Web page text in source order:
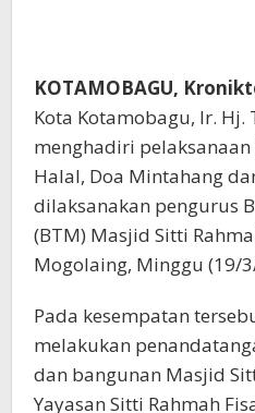
KOTAMOBAGU,
Kota Kotamobagu, Ir. Hj.
menghadiri
Halal, Doa Mintahang
dilaksanakan pengurus
(BTM) Masjid Sitti
Mogolaing, Minggu (19/
Pada kesempatan
melakukan
dan bangunan Masjid
Yayasan Sitti Rahmah